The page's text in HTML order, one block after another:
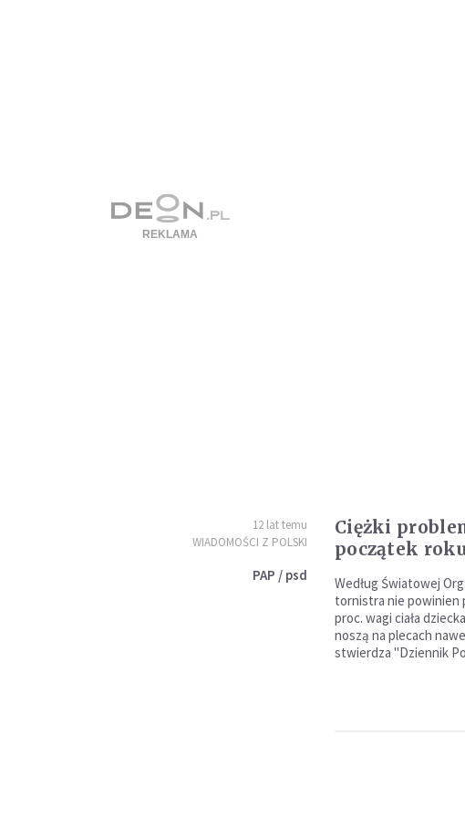
12 lat temu
WIADOMOŚCI Z POLSKI
PAP / psd
Ciężki
początek
Według Światowej
tornistra nie powinien
proc. wagi ciała
noszą na plecach
stwierdza "Dziennik